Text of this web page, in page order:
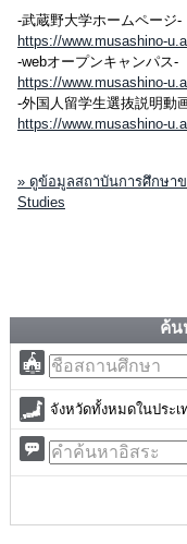
-武蔵野大学ホームページ-
https://www.musashino-
-webオープンキャンパス-
https://www.musashino-
-外国人留学生選抜説明動
https://www.musashino-
» ดูข้อมูลสถาบันการศึกษา
Studies
ค้น
จังหวัดทั้งหมดในประ